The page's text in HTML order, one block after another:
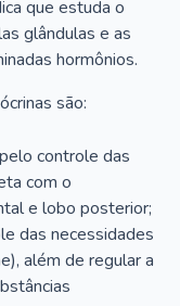
que estuda o
glândulas e as
hormônios.
são:
controle das
com o
e lobo posterior;
das necessidades
além de regular a